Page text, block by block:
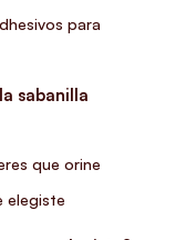
para
sabanilla
que orine
elegiste